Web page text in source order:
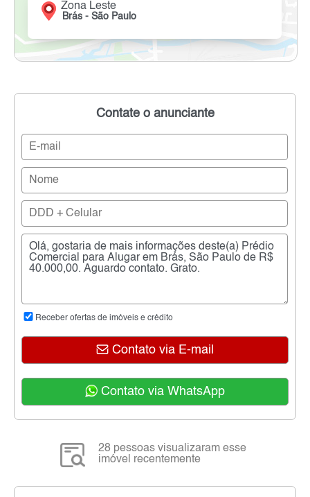
Zona Leste
Brás - São Paulo
Contate o anunciante
Receber ofertas de imóveis e crédito
Contato via E-mail
Contato via WhatsApp
28 pessoas visualizaram esse
imóvel recentemente